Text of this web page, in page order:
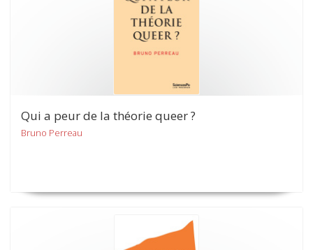
Qui a peur de la théorie queer ?
Bruno Perreau